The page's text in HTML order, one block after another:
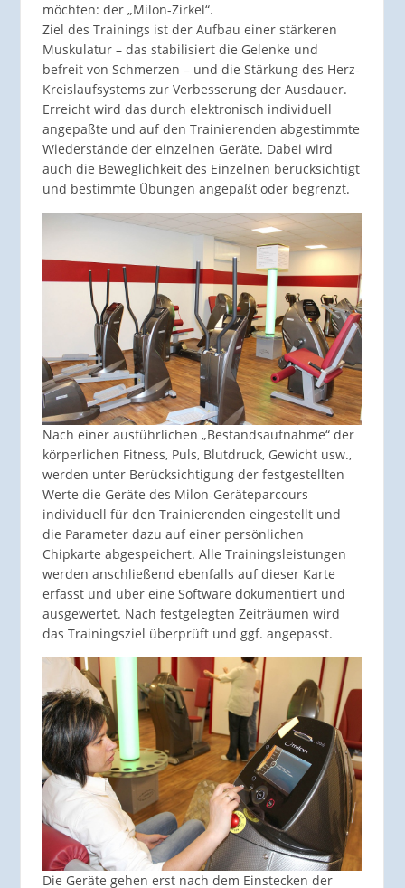
möchten: der „Milon-Zirkel“.
Ziel des Trainings ist der Aufbau einer stärkeren
Muskulatur – das stabilisiert die Gelenke und
befreit von Schmerzen – und die Stärkung des Herz-
Kreislaufsystems zur Verbesserung der Ausdauer.
Erreicht wird das durch elektronisch individuell
angepaßte und auf den Trainierenden abgestimmte
Wiederstände der einzelnen Geräte. Dabei wird
auch die Beweglichkeit des Einzelnen berücksichtigt
und bestimmte Übungen angepaßt oder begrenzt.
Nach einer ausführlichen „Bestandsaufnahme“ der
körperlichen Fitness, Puls, Blutdruck, Gewicht usw.,
werden unter Berücksichtigung der festgestellten
Werte die Geräte des Milon-Geräteparcours
individuell für den Trainierenden eingestellt und
die Parameter dazu auf einer persönlichen
Chipkarte abgespeichert. Alle Trainingsleistungen
werden anschließend ebenfalls auf dieser Karte
erfasst und über eine Software dokumentiert und
ausgewertet. Nach festgelegten Zeiträumen wird
das Trainingsziel überprüft und ggf. angepasst.
Die Geräte gehen erst nach dem Einstecken der